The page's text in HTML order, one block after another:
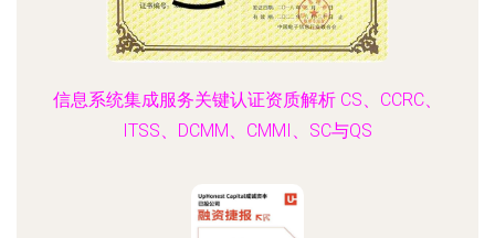
信息系统集成服务关键认证资质解析 CS、CCRC、
ITSS、DCMM、CMMI、SC与QS